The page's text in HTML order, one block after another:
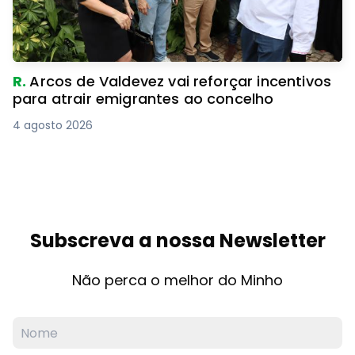
R.Arcos de Valdevez vai reforçar incentivos
para atrair emigrantes ao concelho
4 agosto 2026
Subscreva a nossa Newsletter
Não perca o melhor do Minho